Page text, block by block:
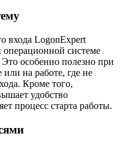
входа LogonExpert
операционной системе
особенно полезно при
на работе, где не
Кроме того,
удобство
процесс старта работы.